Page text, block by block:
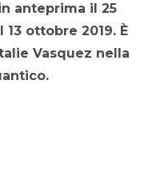
anteprima il 25
ottobre 2019. È
Vasquez nella